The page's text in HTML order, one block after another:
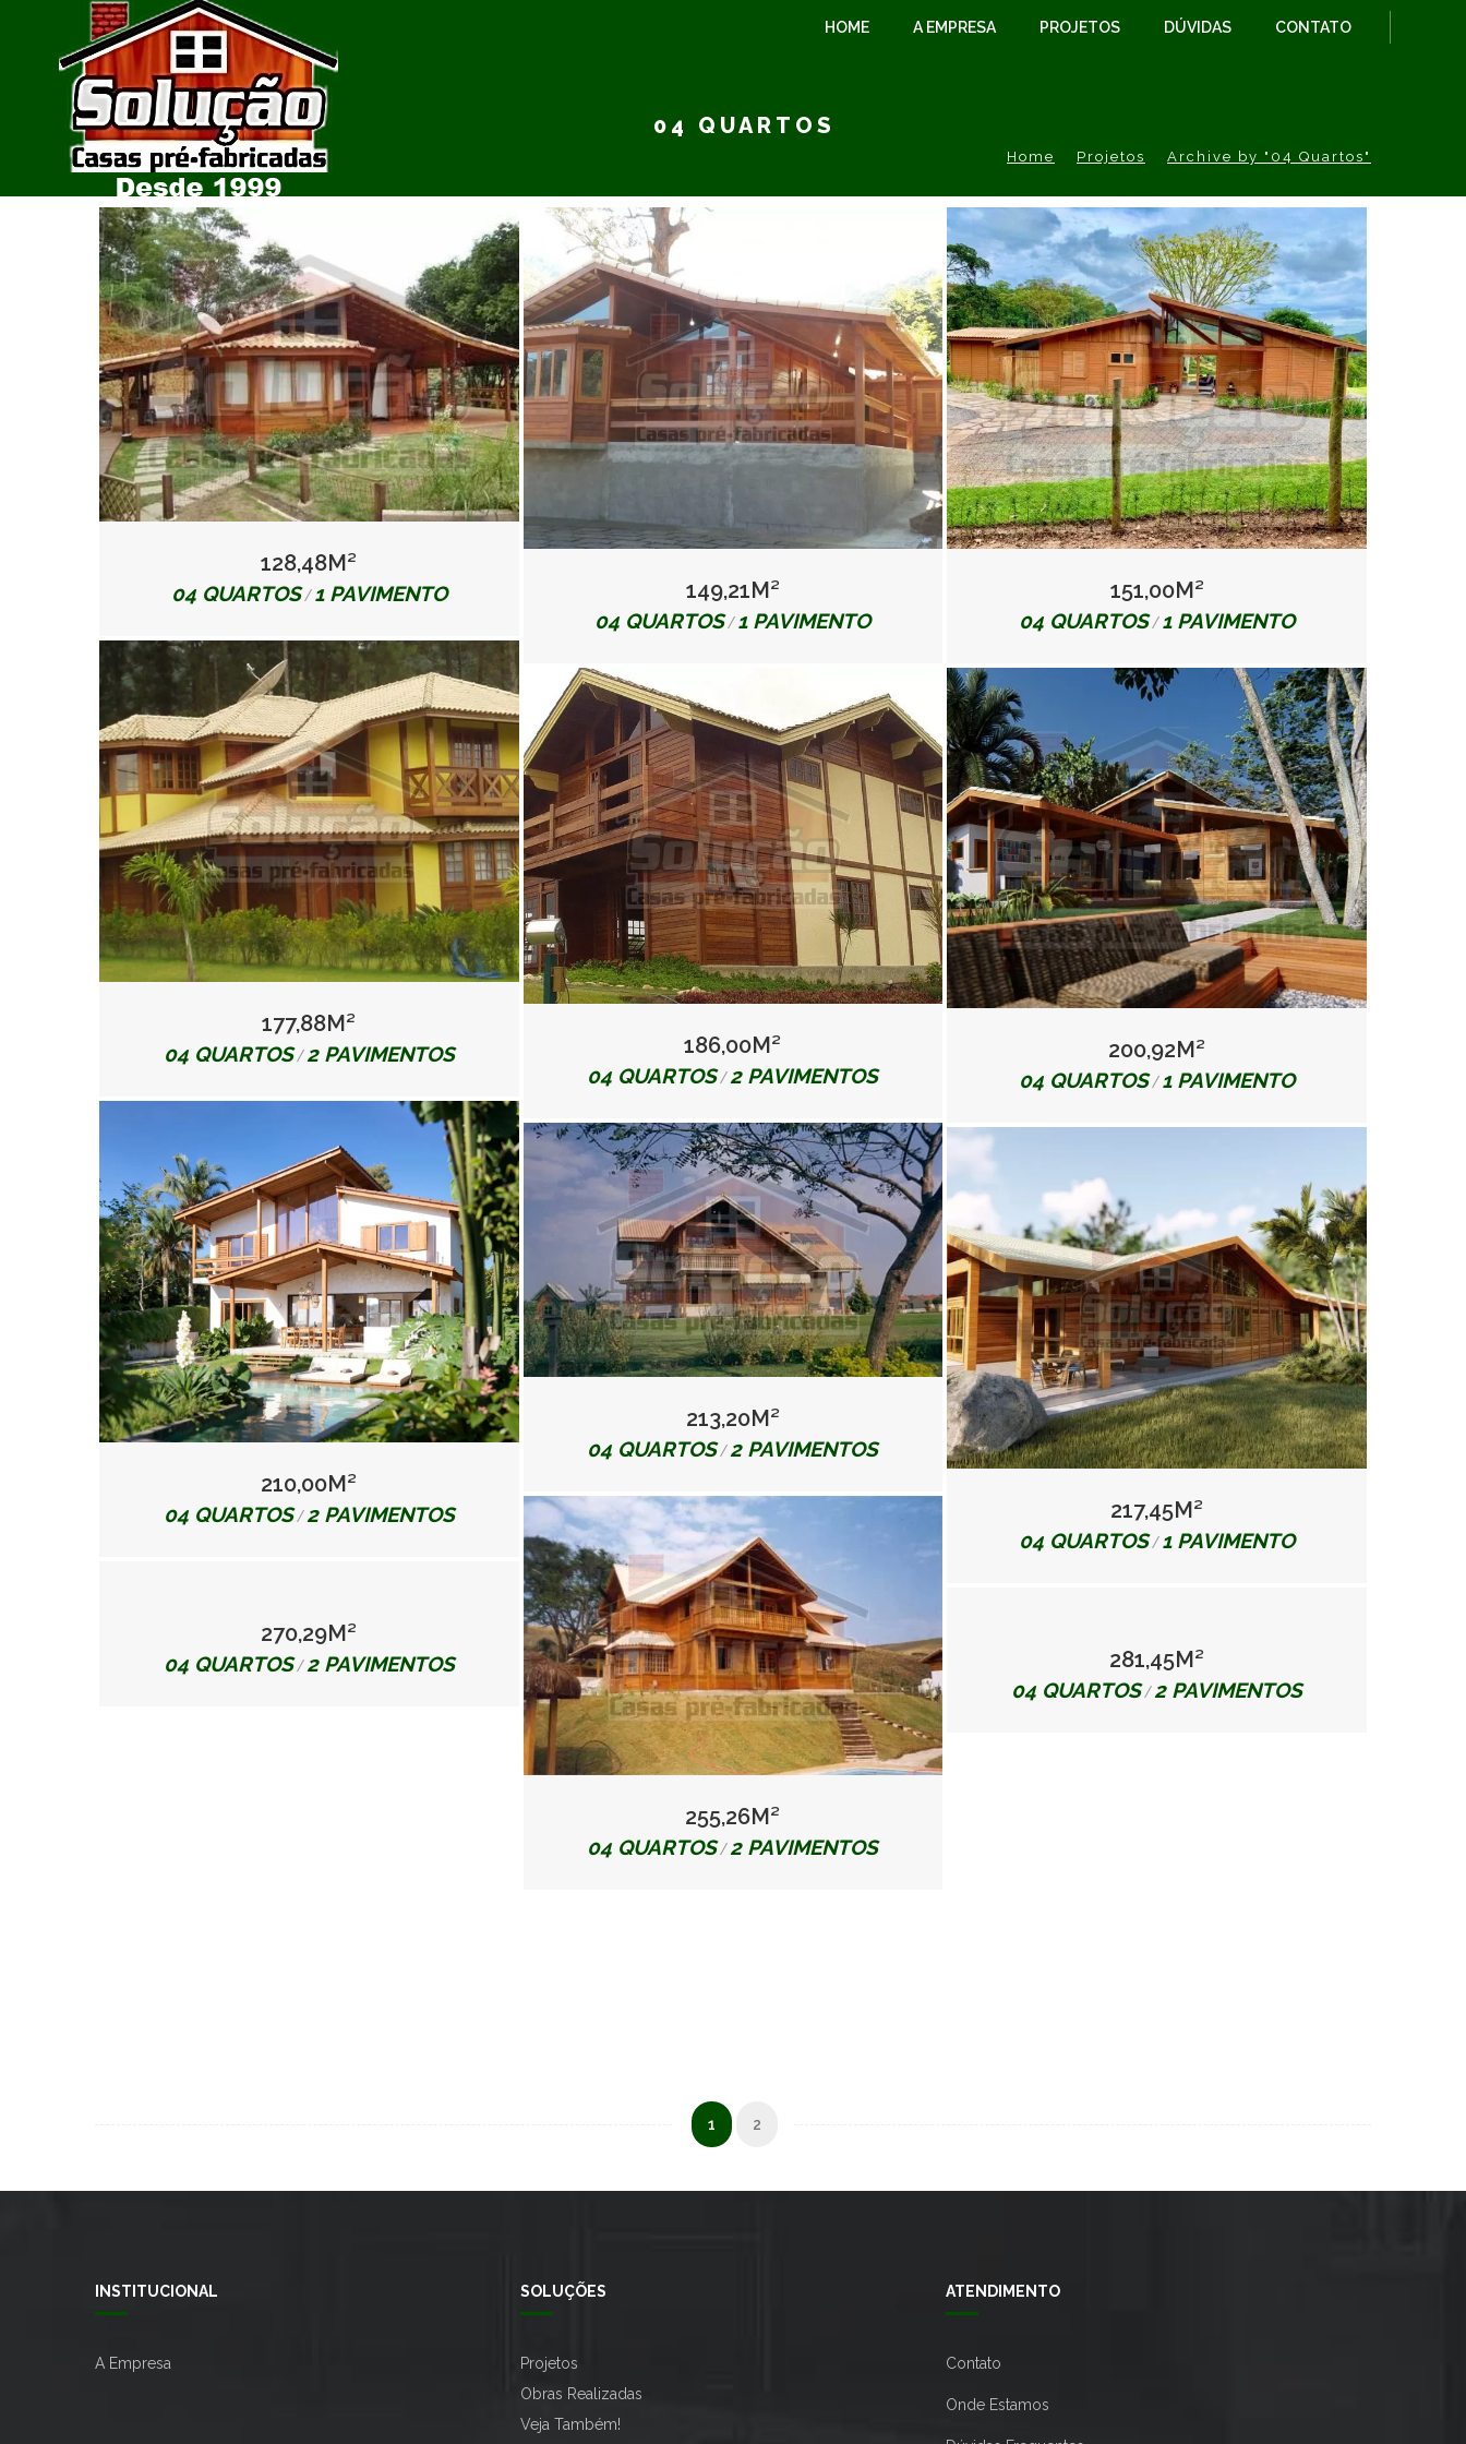
HOME A EMPRESA PROJETOS DÚVIDAS CONTATO
04 QUARTOS
Home Projetos Archive by "04 Quartos"
128,48M²
04 QUARTOS/1 PAVIMENTO 149,21M²
04 QUARTOS/1 PAVIMENTO
151,00M²
04 QUARTOS/1 PAVIMENTO
177,88M²
04 QUARTOS/2 PAVIMENTOS 186,00M²
04 QUARTOS/2 PAVIMENTOS
200,92M²
04 QUARTOS/1 PAVIMENTO
210,00M²
04 QUARTOS/2 PAVIMENTOS
213,20M²
04 QUARTOS/2 PAVIMENTOS
217,45M²
04 QUARTOS/1 PAVIMENTO
255,26M²
04 QUARTOS/2 PAVIMENTOS
270,29M²
04 QUARTOS/2 PAVIMENTOS 281,45M²
04 QUARTOS/2 PAVIMENTOS
1 2
INSTITUCIONAL
A Empresa
SOLUÇÕES
Projetos
Obras Realizadas
Veja Também!
ATENDIMENTO
Contato
Onde Estamos